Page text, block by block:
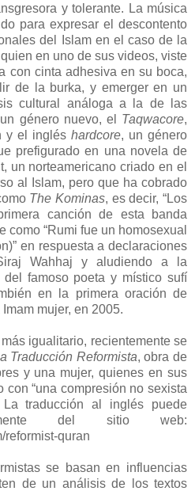
y tolerante. La música
para expresar el descontento
del Islam en el caso de la
en uno de sus videos, viste
con cinta adhesiva en su boca,
de la burka, y emerger en un
cultural análoga a la de las
género nuevo, el Taqwacore,
y el inglés hardcore, un género
prefigurado en una novela de
un norteamericano criado en el
al Islam, pero que ha cobrado
The Kominas, es decir, “Los
canción de esta banda
como “Rumi fue un homosexual
en respuesta a declaraciones
Wahhaj y aludiendo a la
del famoso poeta y místico sufí
en la primera oración de
mujer, en 2005.
igualitario, recientemente se
Traducción Reformista, obra de
y una mujer, quienes en sus
con “una compresión no sexista
traducción al inglés puede
del sitio web:
reformist-quran
se basan en influencias
de un análisis de los textos